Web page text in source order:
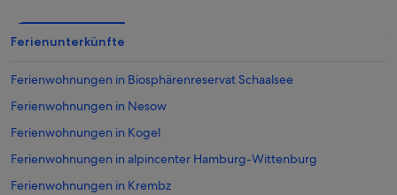
Ferienunterkünfte
Ferienwohnungen in Biosphärenreservat Schaalsee
Ferienwohnungen in Nesow
Ferienwohnungen in Kogel
Ferienwohnungen in alpincenter Hamburg-Wittenburg
Ferienwohnungen in Krembz